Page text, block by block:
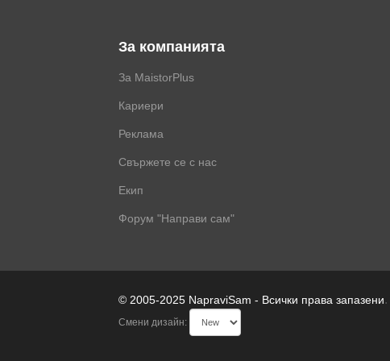
За компанията
За MaistorPlus
Кариери
Реклама
Свържете се с нас
Екип
Форум "Направи сам"
© 2005-2025 NapraviSam - Всички права запазени.
Смени дизайн: